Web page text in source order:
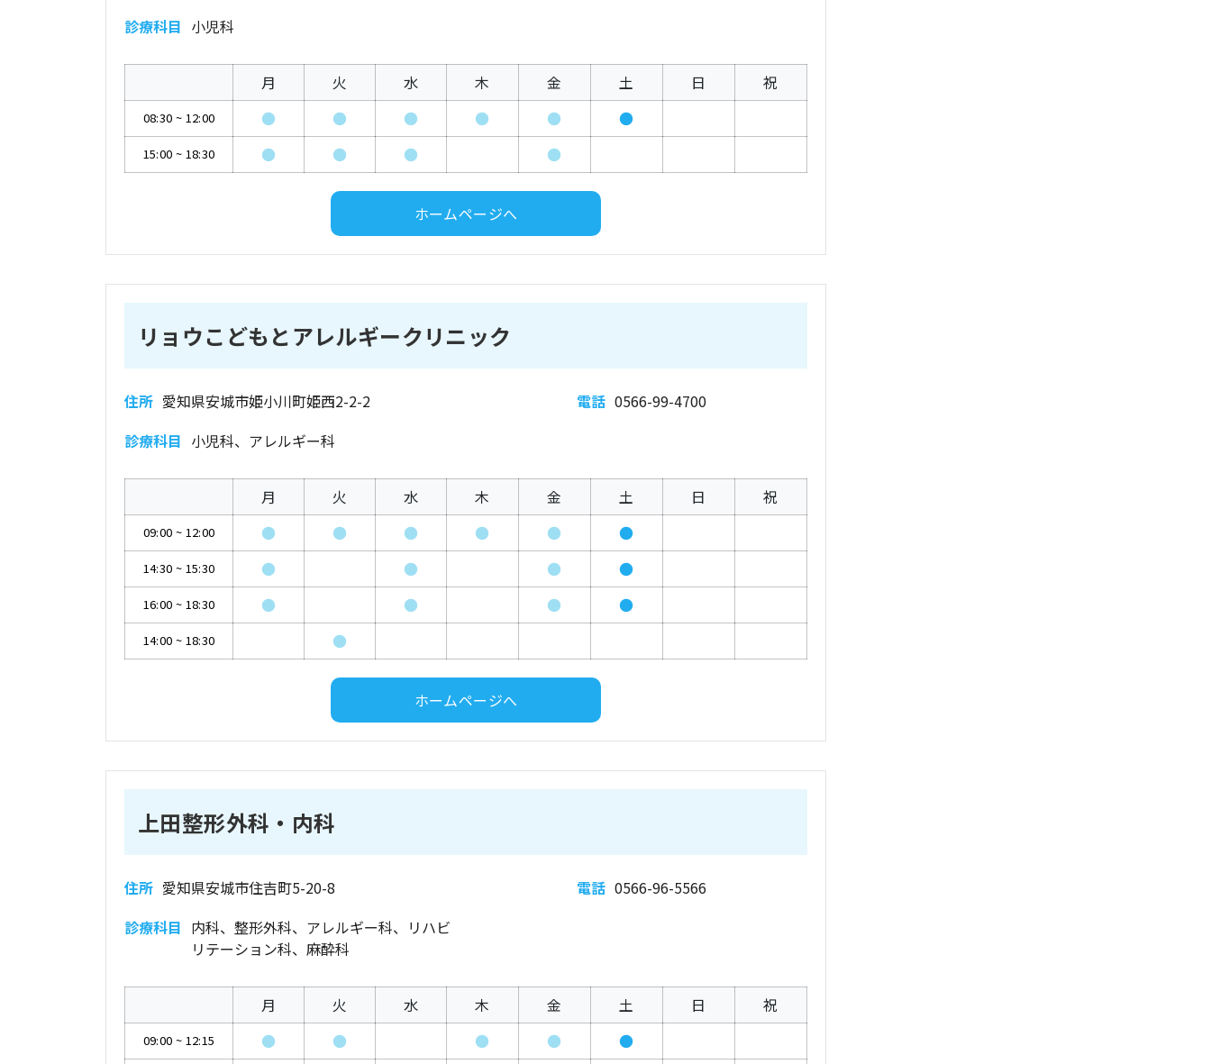
診療科目 小児科
月 火 水 木 金 土 日 祝
08:30 ~ 12:00 ● ● ● ● ● ●
15:00 ~ 18:30 ● ● ● ●
ホームページへ
リョウこどもとアレルギークリニック
住所 愛知県安城市姫小川町姫西2-2-2 電話 0566-99-4700
診療科目 小児科、アレルギー科
月 火 水 木 金 土 日 祝
09:00 ~ 12:00 ● ● ● ● ● ●
14:30 ~ 15:30 ● ● ● ●
16:00 ~ 18:30 ● ● ● ●
14:00 ~ 18:30 ●
ホームページへ
上田整形外科・内科
住所 愛知県安城市住吉町5-20-8 電話 0566-96-5566
診療科目 内科、整形外科、アレルギー科、リハビ
リテーション科、麻酔科
月 火 水 木 金 土 日 祝
09:00 ~ 12:15 ● ● ● ● ●